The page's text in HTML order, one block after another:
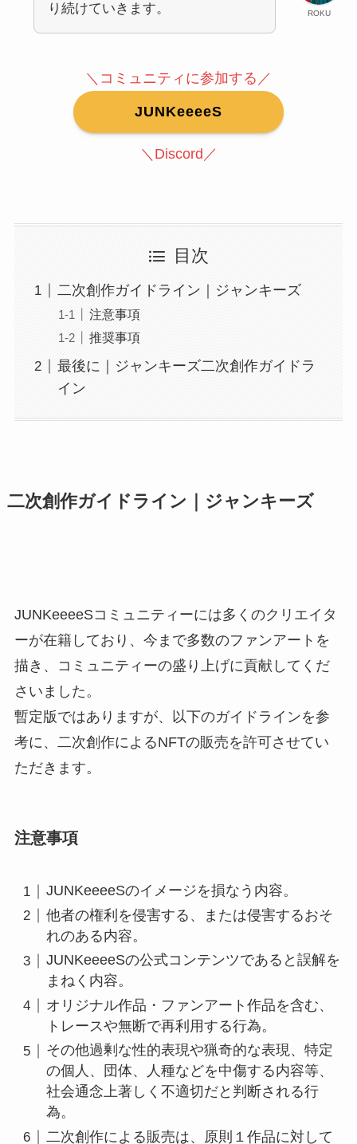
ROKU
り続けていきます。
＼コミュニティに参加する／
JUNKeeeeS
＼Discord／
目次
二次創作ガイドライン｜ジャンキーズ
注意事項
推奨事項
最後に｜ジャンキーズ二次創作ガイドラ
イン
二次創作ガイドライン｜ジャンキーズ
JUNKeeeeSコミュニティーには多くのクリエイタ
ーが在籍しており、今まで多数のファンアートを
描き、コミュニティーの盛り上げに貢献してくだ
さいました。
暫定版ではありますが、以下のガイドラインを参
考に、二次創作によるNFTの販売を許可させてい
ただきます。
注意事項
JUNKeeeeSのイメージを損なう内容。
他者の権利を侵害する、または侵害するおそ
れのある内容。
JUNKeeeeSの公式コンテンツであると誤解を
まねく内容。
オリジナル作品・ファンアート作品を含む、
トレースや無断で再利用する行為。
その他過剰な性的表現や猟奇的な表現、特定
の個人、団体、人種などを中傷する内容等、
社会通念上著しく不適切だと判断される行
為。
二次創作による販売は、原則１作品に対して